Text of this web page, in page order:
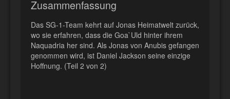
Zusammenfassung
Das SG-1-Team kehrt auf Jonas Heimatwelt zurück,
wo sie erfahren, dass die Goa`Uld hinter ihrem
Naquadria her sind. Als Jonas von Anubis gefangen
genommen wird, ist Daniel Jackson seine einzige
Hoffnung. (Teil 2 von 2)